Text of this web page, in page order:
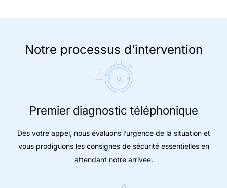
Notre processus d’intervention
Premier diagnostic téléphonique
Dès votre appel, nous évaluons l’urgence de la situation et
vous prodiguons les consignes de sécurité essentielles en
attendant notre arrivée.